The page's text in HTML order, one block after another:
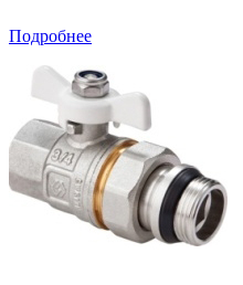
Подробнее